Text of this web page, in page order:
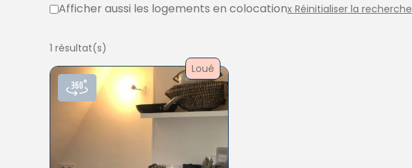
Afficher aussi les logements en colocationx Réinitialiser la recherche
1 résultat(s)
Loué